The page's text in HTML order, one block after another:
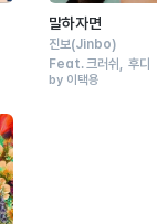
말하자면
진보(Jinbo)
Feat.크러쉬 후디
by 이택용